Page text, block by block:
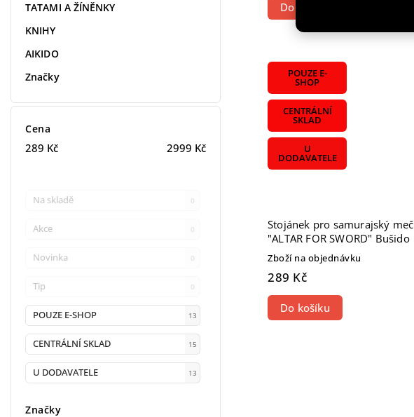
TATAMI A ŽÍNĚNKY
KNIHY
AIKIDO
Značky
Cena
289 Kč 2999 Kč
Na skladě 0
Akce 0
Novinka 0
Tip 0
POUZE E-SHOP 13
CENTRÁLNÍ SKLAD 15
U DODAVATELE 13
Značky
Do košíku
POUZE E-
SHOP
CENTRÁLNÍ
SKLAD
U
DODAVATELE
Stojánek pro samurajský meč
"ALTAR FOR SWORD" Bušido
Zboží na objednávku
289 Kč
Do košíku